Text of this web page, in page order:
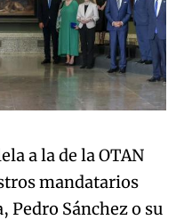
a la de la OTAN
mandatarios
Pedro Sánchez o su